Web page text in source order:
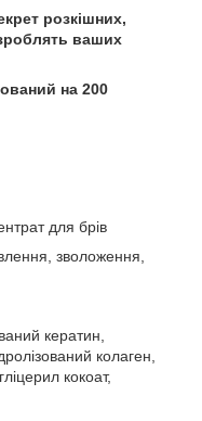
розкішних,
ваших
на 200
для брів
зволоження,
кератин,
колаген,
кокоат,